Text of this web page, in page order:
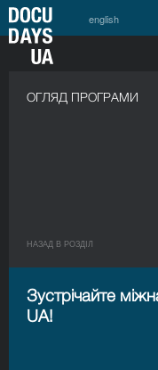
english
ОГЛЯД ПРОГРАМИ
НАЗАД В РОЗДIЛ
Зустрічайте
UA!